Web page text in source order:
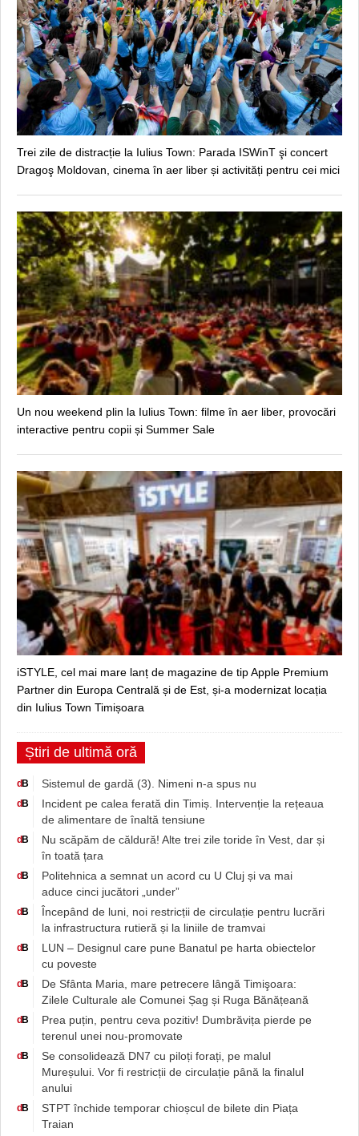
Trei zile de distracție la Iulius Town: Parada ISWinT şi concert
Dragoş Moldovan, cinema în aer liber și activități pentru cei mici
Un nou weekend plin la Iulius Town: filme în aer liber, provocări
interactive pentru copii și Summer Sale
iSTYLE, cel mai mare lanț de magazine de tip Apple Premium
Partner din Europa Centrală și de Est, și-a modernizat locația
din Iulius Town Timișoara
Știri de ultimă oră
d B Sistemul de gardă (3). Nimeni n-a spus nu
d B
Incident pe calea ferată din Timiș. Intervenție la rețeaua
de alimentare de înaltă tensiune
d B
Nu scăpăm de căldură! Alte trei zile toride în Vest, dar și
în toată țara
d B
Politehnica a semnat un acord cu U Cluj și va mai
aduce cinci jucători „under”
d B
Începând de luni, noi restricții de circulație pentru lucrări
la infrastructura rutieră și la liniile de tramvai
d B
LUN – Designul care pune Banatul pe harta obiectelor
cu poveste
d B
De Sfânta Maria, mare petrecere lângă Timişoara:
Zilele Culturale ale Comunei Șag și Ruga Bănățeană
d B
Prea puțin, pentru ceva pozitiv! Dumbrăvița pierde pe
terenul unei nou-promovate
d B
Se consolidează DN7 cu piloți forați, pe malul
Mureșului. Vor fi restricții de circulație până la finalul
anului
d B
STPT închide temporar chioșcul de bilete din Piața
Traian